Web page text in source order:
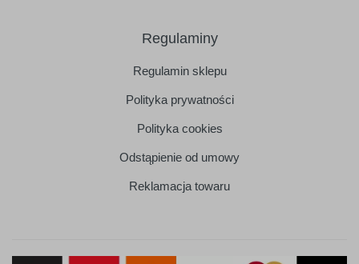
Regulaminy
Regulamin sklepu
Polityka prywatności
Polityka cookies
Odstąpienie od umowy
Reklamacja towaru